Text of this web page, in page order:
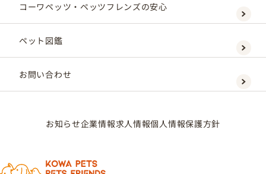
コーワペッツ・ペッツフレンズの安心
ペット図鑑
お問い合わせ
お知らせ企業情報求人情報個人情報保護方針